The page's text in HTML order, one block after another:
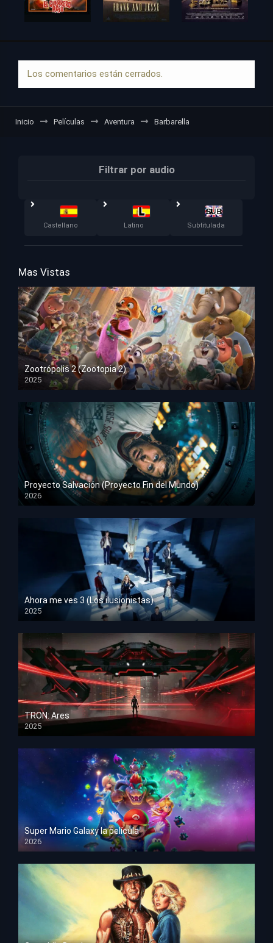
Los comentarios están cerrados.
Inicio Películas Aventura Barbarella
Filtrar por audio
Castellano Latino Subtitulada
Mas Vistas
Zootrópolis 2 (Zootopia 2)
2025
HD 1080p
Proyecto Salvación (Proyecto Fin del Mundo)
2026
HD 1080p
Ahora me ves 3 (Los ilusionistas)
2025
HD 1080p
TRON: Ares
2025
HD 1080p
Super Mario Galaxy la película
2026
HD 1080p